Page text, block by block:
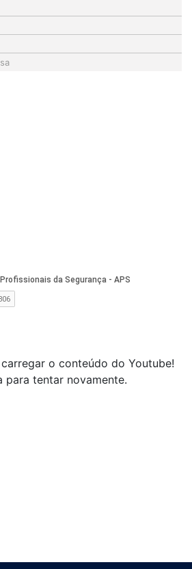
o conteúdo do Youtube!
para tentar novamente.